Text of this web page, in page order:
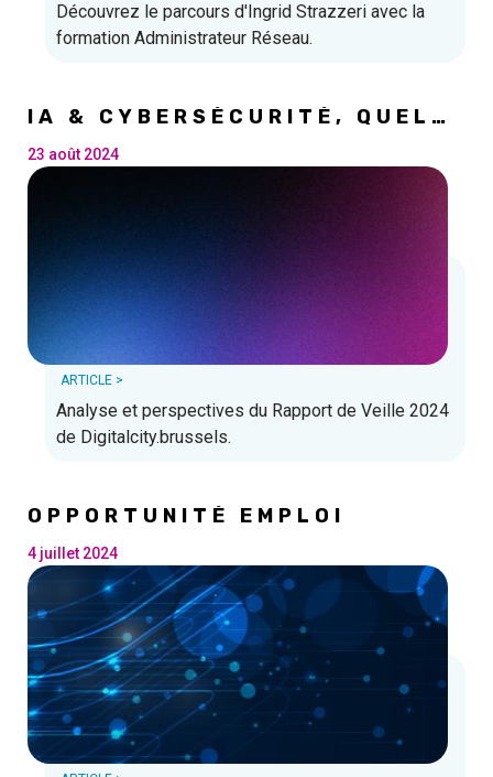
Découvrez le parcours d'Ingrid Strazzeri avec la
formation Administrateur Réseau.
IA & CYBERSÉCURITÉ, QUELS
23 août 2024
ARTICLE >
Analyse et perspectives du Rapport de Veille 2024
de Digitalcity.brussels.
OPPORTUNITÉ EMPLOI
4 juillet 2024